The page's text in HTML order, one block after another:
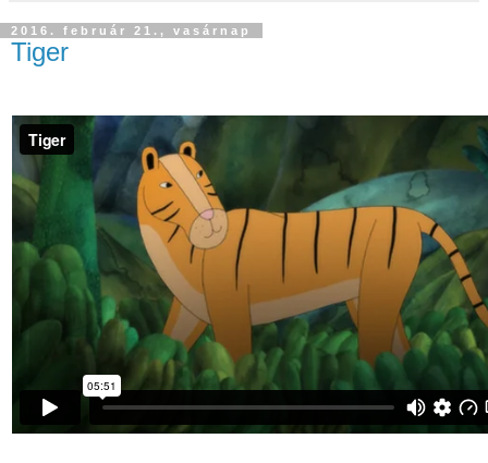
2016. február 21., vasárnap
Tiger